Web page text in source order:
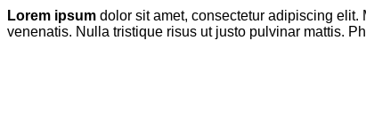
Lorem ipsum dolor sit amet, consectetur adipiscing
venenatis. Nulla tristique risus ut justo pulvinar mattis.